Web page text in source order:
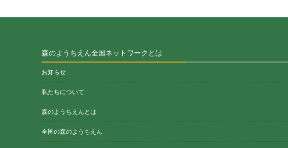
森のようちえん全国ネットワークとは
お知らせ
私たちについて
森のようちえんとは
全国の森のようちえん